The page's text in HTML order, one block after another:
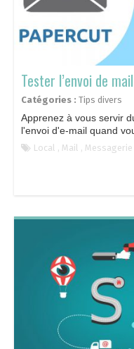
Tester l’envoi de
Catégories : Tips divers
Apprenez à vous servir
l'envoi d'e-mail quand
Local , Mail , Messagerie